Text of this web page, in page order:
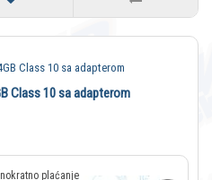
Class 10 sa adapterom